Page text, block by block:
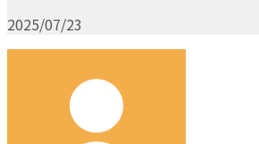
2025/07/23